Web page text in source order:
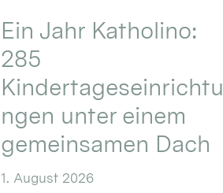
Ein Jahr Katholino:
285
Kindertageseinrichtu
ngen unter einem
gemeinsamen Dach
1. August 2026